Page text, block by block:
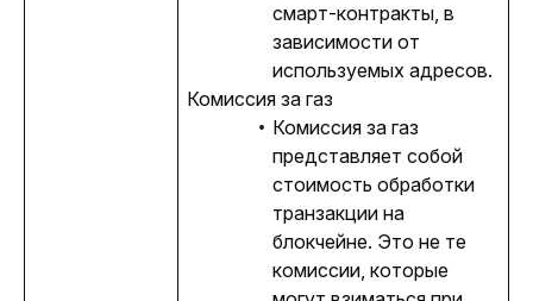
смарт-контракты, в
зависимости от
используемых адресов.
Комиссия за газ
Комиссия за газ
представляет собой
стоимость обработки
транзакции на
блокчейне. Это не те
комиссии, которые